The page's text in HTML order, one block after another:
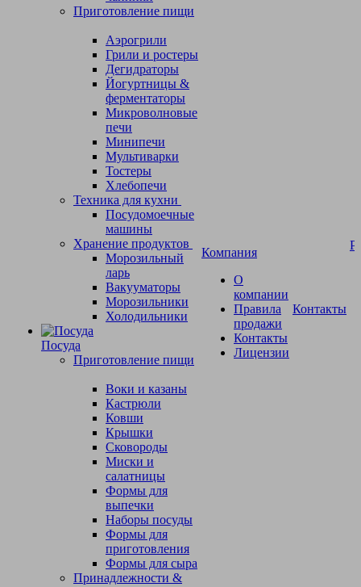
Приготовление пищи
Аэрогрили
Грили и ростеры
Дегидраторы
Йогуртницы &
ферментаторы
Микроволновые
печи
Минипечи
Мультиварки
Тостеры
Хлебопечи
Техника для кухни
Посудомоечные
машины
Хранение продуктов
Морозильный
ларь
Вакууматоры
Морозильники
Холодильники
Посуда
Приготовление пищи
Воки и казаны
Кастрюли
Ковши
Крышки
Сковороды
Миски и
салатницы
Формы для
выпечки
Наборы посуды
Формы для
приготовления
Формы для сыра
Принадлежности &
Компания
О
компании
Правила
продажи
Контакты
Лицензии
Контакты